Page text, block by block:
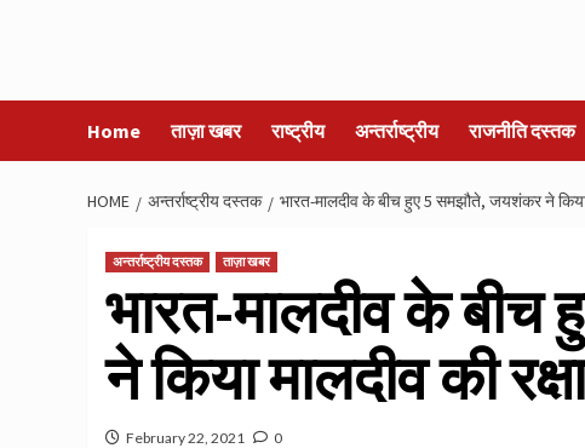
Home ताज़ा खबर राष्ट्रीय अन्तर्राष्ट्रीय राजनीति दस्तक
HOME अन्तर्राष्ट्रीय दस्तक भारत-मालदीव के बीच हुए 5 समझौते, जयशंकर ने किया
अन्तर्राष्ट्रीय दस्तक ताज़ा खबर
भारत-मालदीव के
ने किया मालदीव की
February 22, 2021 0